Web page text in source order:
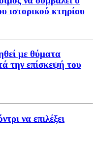
ιστορικού κτηρίου
με θύματα
την επίσκεψή του
να επιλέξει